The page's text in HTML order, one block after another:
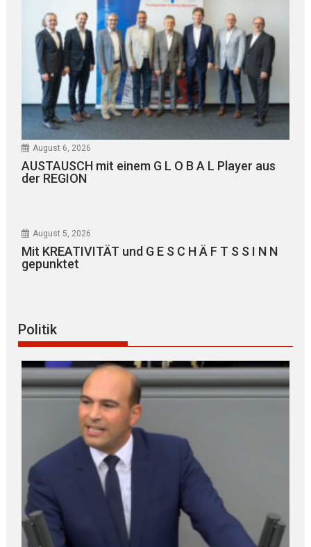
August 6, 2026
AUSTAUSCH mit einem G L O B A L Player aus
der REGION
August 5, 2026
Mit KREATIVITÄT und G E S C H Ä F T S S I N N
gepunktet
Politik